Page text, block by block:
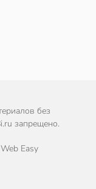
без
запрещено.
Easy